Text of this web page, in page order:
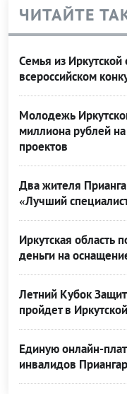
ЧИТАЙТЕ
Семья из
всероссийском
Молодежь
миллиона рублей
проектов
Два жителя
«Лучший
Иркутская область
деньги на
Летний Кубок
пройдет в
Единую онлайн-
инвалидов